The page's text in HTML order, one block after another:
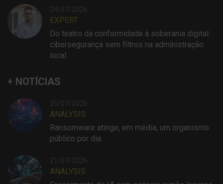
24/07/2026
EXPERT
Do teatro da conformidade à soberania digital:
cibersegurança sem filtros na administração
local
+ NOTÍCIAS
25/07/2026
ANALYSIS
Ransomware atinge, em média, um organismo
público por dia
21/07/2026
ANALYSIS